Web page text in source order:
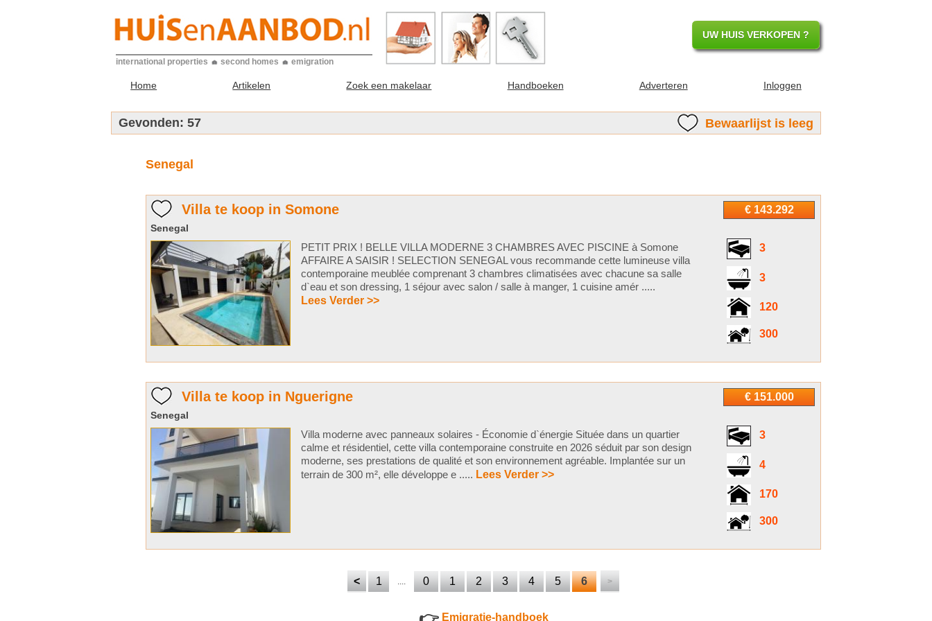
international properties second homes emigration
UW HUIS VERKOPEN ?
Home Artikelen Zoek een makelaar Handboeken Adverteren Inloggen
Gevonden: 57 Bewaarlijst is leeg
Senegal
€ 143.292
Villa te koop in Somone
Senegal
3
3
120
300
PETIT PRIX ! BELLE VILLA MODERNE 3 CHAMBRES AVEC PISCINE à Somone
AFFAIRE A SAISIR ! SELECTION SENEGAL vous recommande cette lumineuse villa
contemporaine meublée comprenant 3 chambres climatisées avec chacune sa salle
d`eau et son dressing, 1 séjour avec salon / salle à manger, 1 cuisine amér .....
Lees Verder >>
€ 151.000
Villa te koop in Nguerigne
Senegal
3
4
170
300
Villa moderne avec panneaux solaires - Économie d`énergie Située dans un quartier
calme et résidentiel, cette villa contemporaine construite en 2026 séduit par son design
moderne, ses prestations de qualité et son environnement agréable. Implantée sur un
terrain de 300 m², elle développe e ..... Lees Verder >>
< 1 .... 0 1 2 3 4 5 6 >
Emigratie-handboek